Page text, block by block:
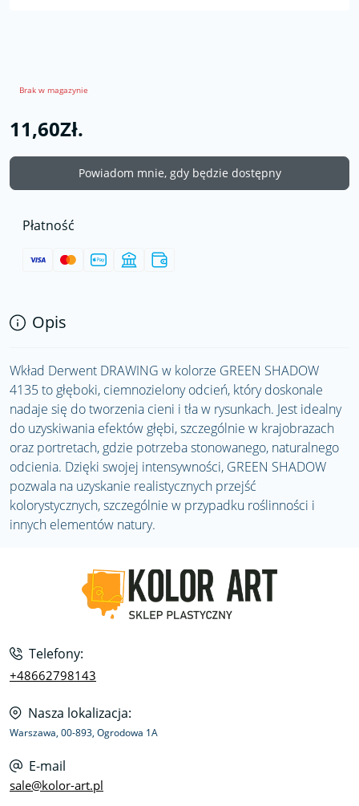
Brak w magazynie
11,60Zł.
Powiadom mnie, gdy będzie dostępny
Płatność
Opis
Wkład Derwent DRAWING w kolorze GREEN SHADOW
4135 to głęboki, ciemnozielony odcień, który doskonale
nadaje się do tworzenia cieni i tła w rysunkach. Jest idealny
do uzyskiwania efektów głębi, szczególnie w krajobrazach
oraz portretach, gdzie potrzeba stonowanego, naturalnego
odcienia. Dzięki swojej intensywności, GREEN SHADOW
pozwala na uzyskanie realistycznych przejść
kolorystycznych, szczególnie w przypadku roślinności i
innych elementów natury.
Telefony:
+48662798143
Nasza lokalizacja:
Warszawa, 00-893, Ogrodowa 1A
E-mail
sale@kolor-art.pl